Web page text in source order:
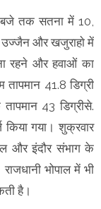
तक सतना में 10,
उज्जैन और खजुराहाे में
रहने और हवाओं का
41.8 डिग्री
43 डिग्रीसे.
किया गया। शुक्रवार
और इंदौर संभाग के
भोपाल में भी
है।